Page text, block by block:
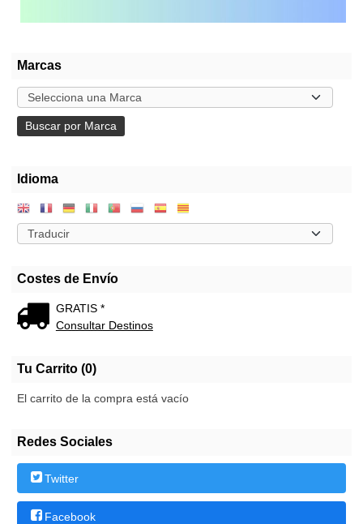
Marcas
Idioma
Costes de Envío
GRATIS *
Consultar Destinos
Tu Carrito (0)
El carrito de la compra está vacío
Redes Sociales
Twitter
Facebook